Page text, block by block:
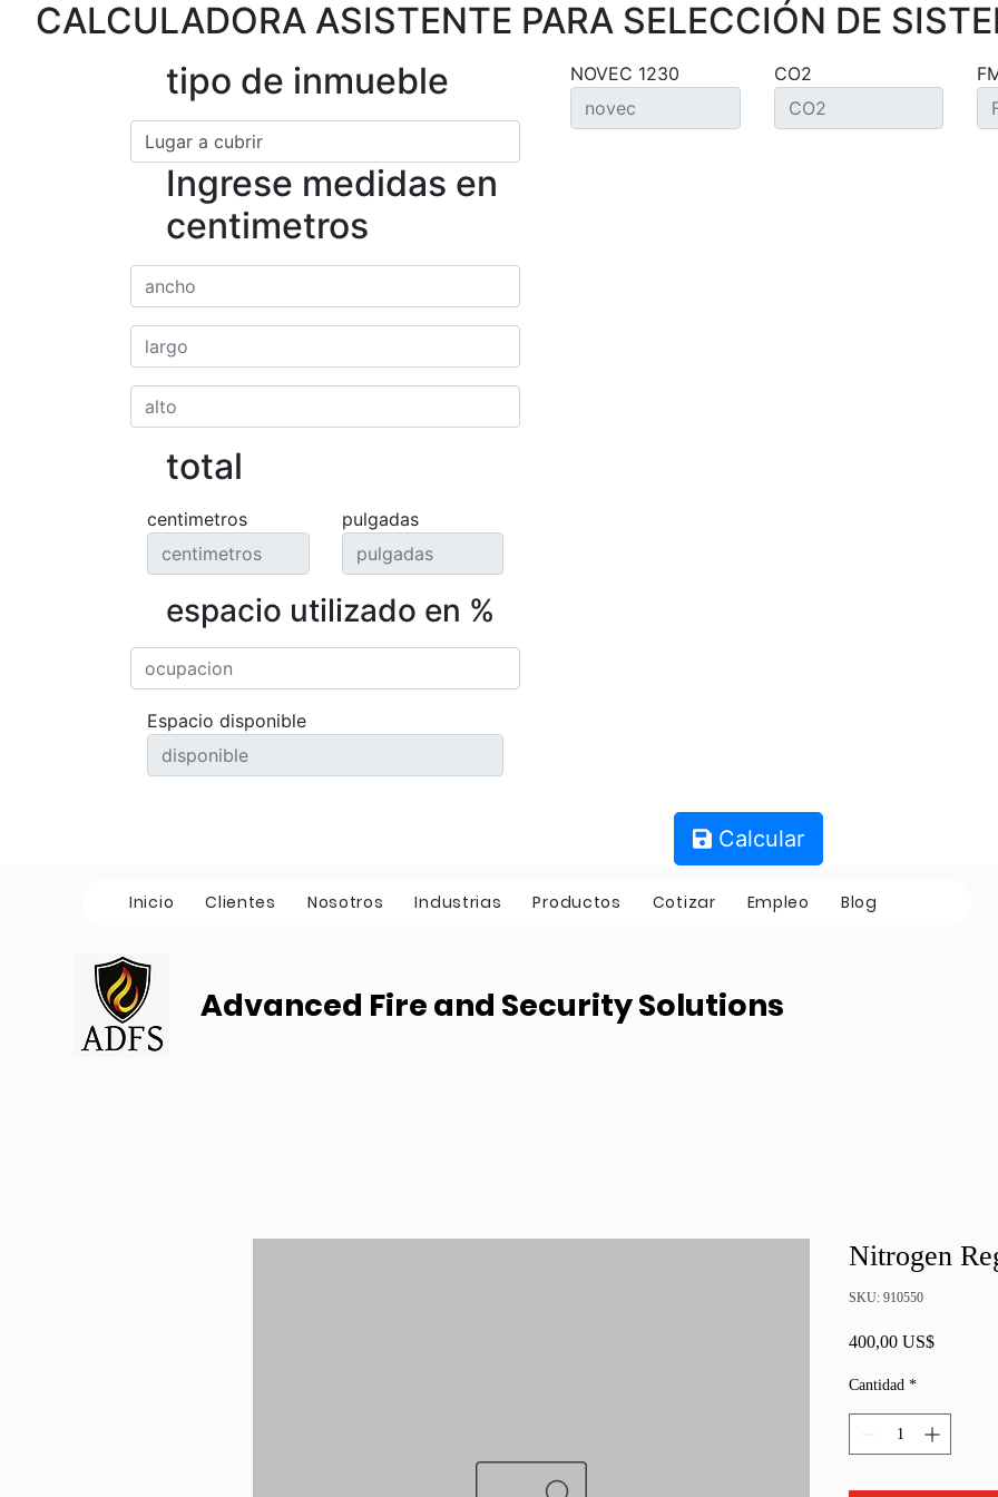
CALCULADORA ASISTENTE PARA SELECCIÓN DE
tipo de inmueble
Ingrese medidas en
centimetros
total
centimetros pulgadas
espacio utilizado en %
Espacio disponible
NOVEC 1230 CO2
Calcular
Inicio Clientes Nosotros Industrias Productos Cotizar Empleo Blog
Advanced Fire and Security Solutions
Nitrogen
SKU: 910550
400,00 US$Precio
Cantidad *